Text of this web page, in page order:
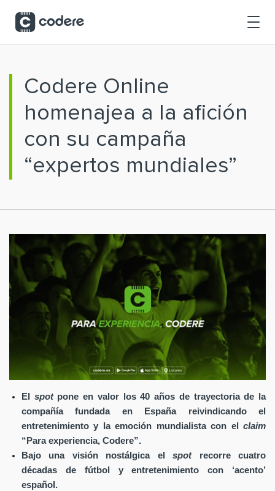
Codere Online
homenajea a la afición
con su campaña
“expertos mundiales”
El spot pone en valor los 40 años de trayectoria de la
compañía fundada en España reivindicando el
entretenimiento y la emoción mundialista con el claim
“Para experiencia, Codere”.
Bajo una visión nostálgica elspotrecorre cuatro
décadas de fútbol y entretenimiento con ‘acento’
español.